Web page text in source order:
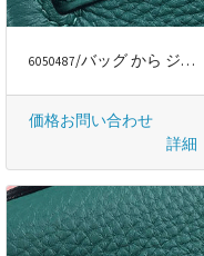
6050487/バッグ から ジミー・チュウ/JIMMY CHOO
価格お問い合わせ
詳細